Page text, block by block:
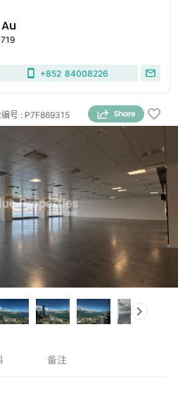
+852 84008226
号 : P7F869315
备注